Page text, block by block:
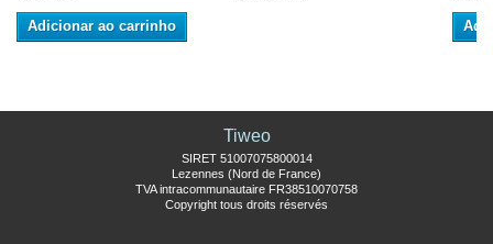
Adicionar ao carrinho
Tiweo
SIRET 51007075800014
Lezennes (Nord de France)
TVA intracommunautaire FR38510070758
Copyright tous droits réservés